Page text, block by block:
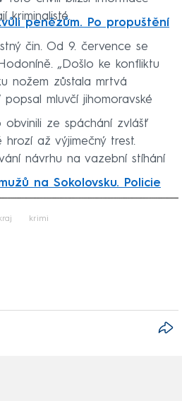
kriminalisté.
penězům. Po propuštění
čin. Od 9. července se
„Došlo ke konfliktu
nožem zůstala mrtvá
mluvčí jihomoravské
obvinili ze spáchání zvlášť
až výjimečný trest.
návrhu na vazební stíhání
na Sokolovsku. Policie
krimi